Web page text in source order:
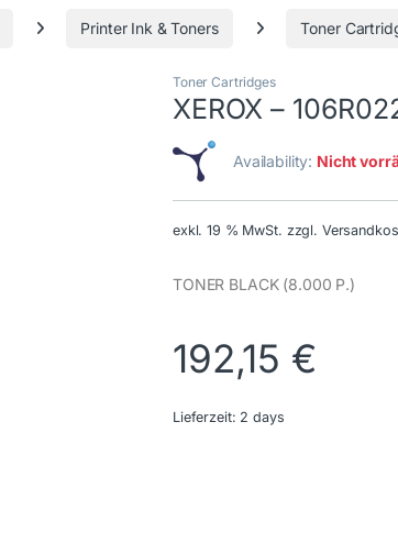
Printer Ink & Toners Toner
Toner Cartridges
XEROX –
Availability: Nicht
exkl. 19 % MwSt. zzgl.
TONER BLACK (8.000 P.)
192,15 €
Lieferzeit: 2 days